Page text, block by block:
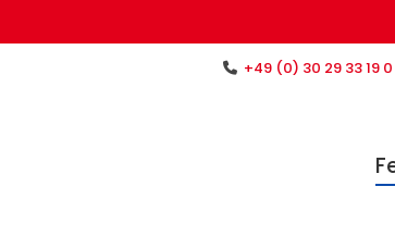
+49 (0) 30 29 33 19 0